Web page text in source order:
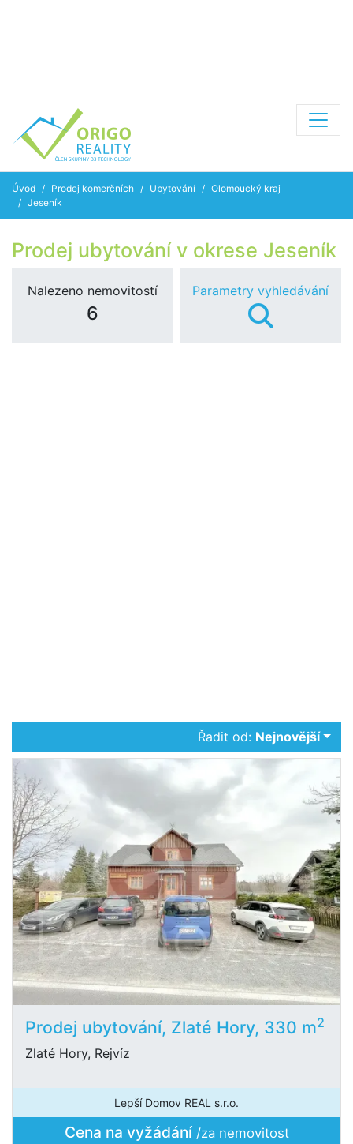
Úvod Prodej komerčních Ubytování
Olomoucký kraj
Jeseník
Prodej ubytování v okrese Jeseník
Nalezeno nemovitostí
6
Parametry vyhledávání
Řadit od: Nejnovější
Prodej ubytování, Zlaté Hory, 330 m2
Zlaté Hory, Rejvíz
Lepší Domov REAL s.r.o.
Cena na vyžádání /za nemovitost